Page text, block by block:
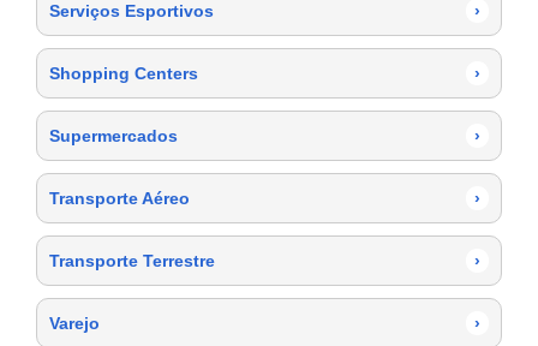
Serviços Esportivos ›
Shopping Centers ›
Supermercados ›
Transporte Aéreo ›
Transporte Terrestre ›
Varejo ›